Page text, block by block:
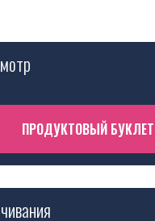
ПРОДУКТОВЫЙ БУКЛЕТ